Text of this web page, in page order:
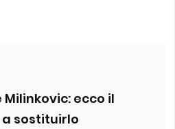
ecco il
sostituirlo